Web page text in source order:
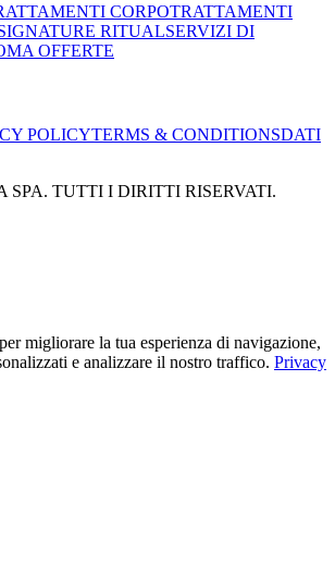
CORPOTRATTAMENTI
RITUALSERVIZI DI
OFFERTE
POLICYTERMS & CONDITIONSDATI
SPA. TUTTI I DIRITTI RISERVATI.